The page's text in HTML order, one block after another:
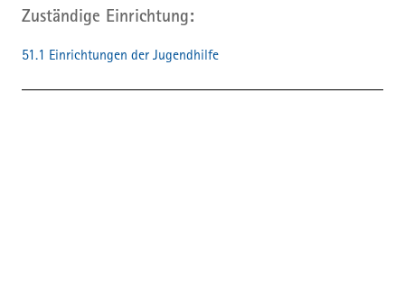
Zuständige Einrichtung
51.1 Einrichtungen der Jugendhilfe